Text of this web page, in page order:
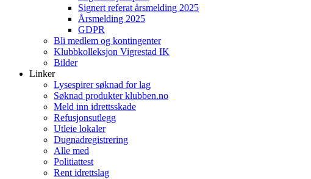
Signert referat årsmelding 2025
Årsmelding 2025
GDPR
Bli medlem og kontingenter
Klubbkolleksjon Vigrestad IK
Bilder
Linker
Lysespirer søknad for lag
Søknad produkter klubben.no
Meld inn idrettsskade
Refusjonsutlegg
Utleie lokaler
Dugnadregistrering
Alle med
Politiattest
Rent idrettslag